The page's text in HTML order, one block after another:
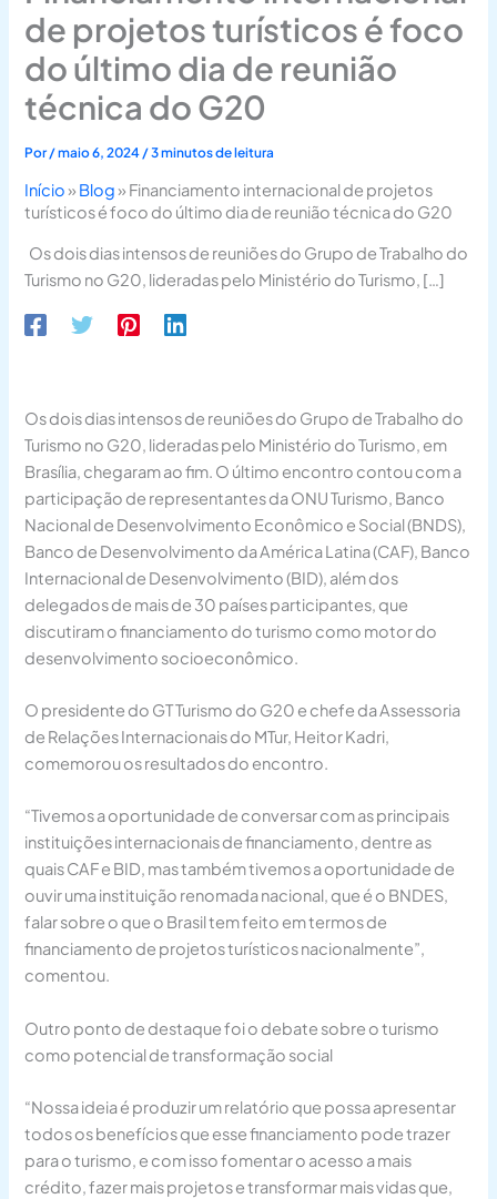
de projetos turísticos é foco
do último dia de reunião
técnica do G20
Por/maio 6, 2024 /3 minutos de leitura
Início» Blog» Financiamento internacional de projetos
turísticos é foco do último dia de reunião técnica do G20
Os dois dias intensos de reuniões do Grupo de Trabalho do
Turismo no G20, lideradas pelo Ministério do Turismo, […]
Os dois dias intensos de reuniões do Grupo de Trabalho do
Turismo no G20, lideradas pelo Ministério do Turismo, em
Brasília, chegaram ao fim. O último encontro contou com a
participação de representantes da ONU Turismo, Banco
Nacional de Desenvolvimento Econômico e Social (BNDS),
Banco de Desenvolvimento da América Latina (CAF), Banco
Internacional de Desenvolvimento (BID), além dos
delegados de mais de 30 países participantes, que
discutiram o financiamento do turismo como motor do
desenvolvimento socioeconômico.
O presidente do GT Turismo do G20 e chefe da Assessoria
de Relações Internacionais do MTur, Heitor Kadri,
comemorou os resultados do encontro.
“Tivemos a oportunidade de conversar com as principais
instituições internacionais de financiamento, dentre as
quais CAF e BID, mas também tivemos a oportunidade de
ouvir uma instituição renomada nacional, que é o BNDES,
falar sobre o que o Brasil tem feito em termos de
financiamento de projetos turísticos nacionalmente”,
comentou.
Outro ponto de destaque foi o debate sobre o turismo
como potencial de transformação social
“Nossa ideia é produzir um relatório que possa apresentar
todos os benefícios que esse financiamento pode trazer
para o turismo, e com isso fomentar o acesso a mais
crédito, fazer mais projetos e transformar mais vidas que,